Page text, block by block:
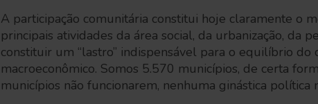
A participação comunitária constitui hoje claramente o
principais atividades da área social, da urbanização, da
constituir um “lastro” indispensável para o equilíbrio
macroeconômico. Somos 5.570 municípios, de certa
municípios não funcionarem, nenhuma ginástica